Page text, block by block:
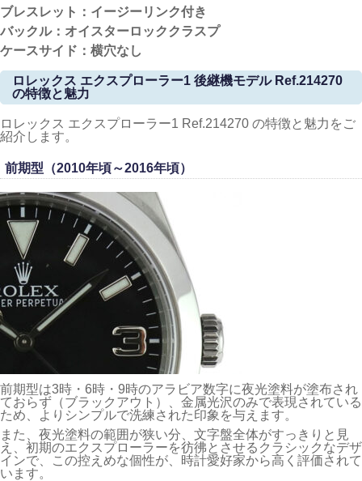
ブレスレット：イージーリンク付き
バックル：オイスターロッククラスプ
ケースサイド：横穴なし
ロレックス エクスプローラー1 後継機モデル Ref.214270
の特徴と魅力
ロレックス エクスプローラー1 Ref.214270 の特徴と魅力をご
紹介します。
前期型（2010年頃～2016年頃）
前期型は3時・6時・9時のアラビア数字に夜光塗料が塗布され
ておらず（ブラックアウト）、金属光沢のみで表現されている
ため、よりシンプルで洗練された印象を与えます。
また、夜光塗料の範囲が狭い分、文字盤全体がすっきりと見
え、初期のエクスプローラーを彷彿とさせるクラシックなデザ
インで、この控えめな個性が、時計愛好家から高く評価されて
います。